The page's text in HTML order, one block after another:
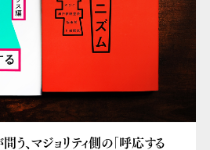
う、マジョリティ側の「呼応する